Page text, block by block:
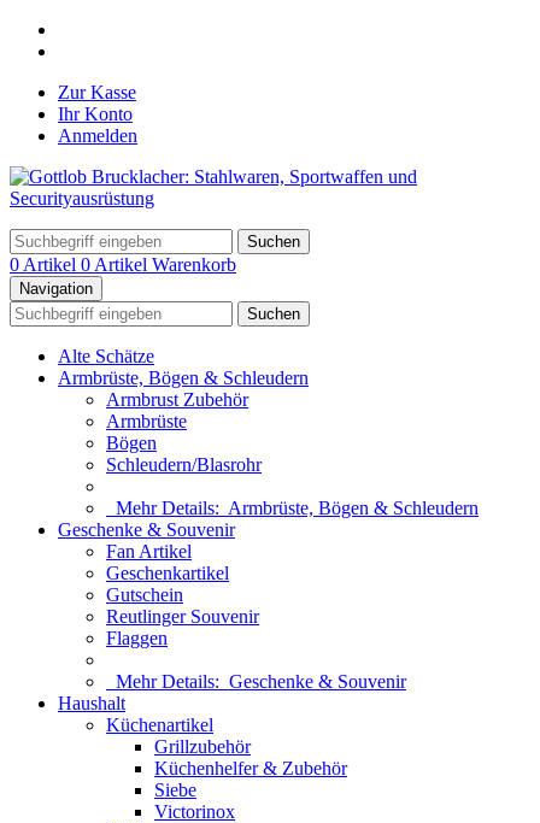
Zur Kasse
Ihr Konto
Anmelden
Suchen
0 Artikel 0 Artikel Warenkorb
Navigation
Suchen
Alte Schätze
Armbrüste, Bögen & Schleudern
Armbrust Zubehör
Armbrüste
Bögen
Schleudern/Blasrohr
Mehr Details: Armbrüste, Bögen & Schleudern
Geschenke & Souvenir
Fan Artikel
Geschenkartikel
Gutschein
Reutlinger Souvenir
Flaggen
Mehr Details: Geschenke & Souvenir
Haushalt
Küchenartikel
Grillzubehör
Küchenhelfer & Zubehör
Siebe
Victorinox